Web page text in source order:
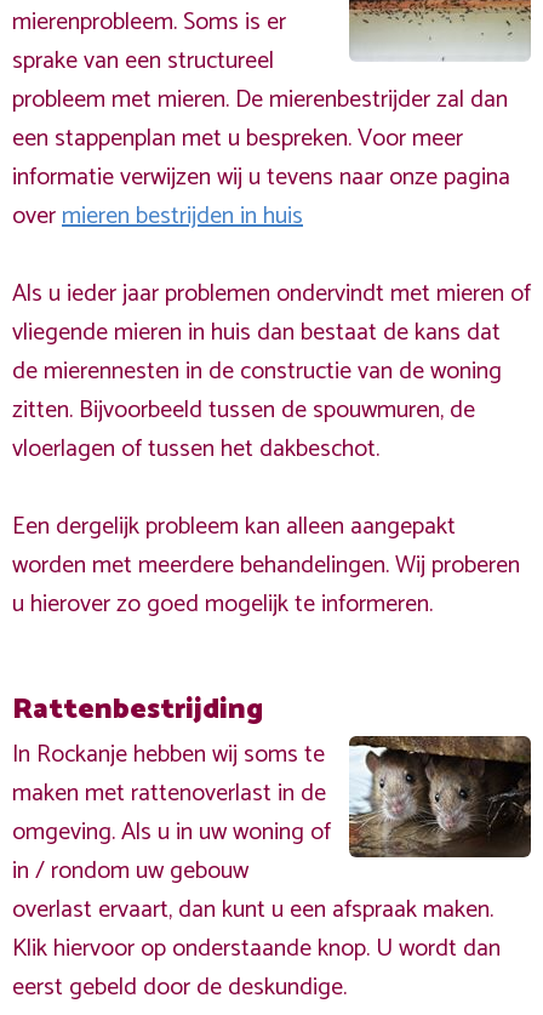
mierenprobleem. Soms is er
sprake van een structureel
probleem met mieren. De mierenbestrijder zal dan
een stappenplan met u bespreken. Voor meer
informatie verwijzen wij u tevens naar onze pagina
overmieren bestrijden in huis
Als u ieder jaar problemen ondervindt met mieren of
vliegende mieren in huis dan bestaat de kans dat
de mierennesten in de constructie van de woning
zitten. Bijvoorbeeld tussen de spouwmuren, de
vloerlagen of tussen het dakbeschot.
Een dergelijk probleem kan alleen aangepakt
worden met meerdere behandelingen. Wij proberen
u hierover zo goed mogelijk te informeren.
Rattenbestrijding
In Rockanje hebben wij soms te
maken met rattenoverlast in de
omgeving. Als u in uw woning of
in / rondom uw gebouw
overlast ervaart, dan kunt u een afspraak maken.
Klik hiervoor op onderstaande knop. U wordt dan
eerst gebeld door de deskundige.